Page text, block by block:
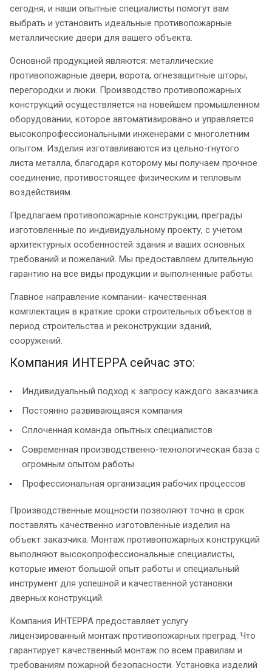
сегодня, и наши опытные специалисты помогут вам
выбрать и установить идеальные противопожарные
металлические двери для вашего объекта.
Основной продукцией являются: металлические
противопожарные двери, ворота, огнезащитные шторы,
перегородки и люки. Производство противопожарных
конструкций осуществляется на новейшем промышленном
оборудовании, которое автоматизировано и управляется
высокопрофессиональными инженерами с многолетним
опытом. Изделия изготавливаются из цельно-гнутого
листа металла, благодаря которому мы получаем прочное
соединение, противостоящее физическим и тепловым
воздействиям.
Предлагаем противопожарные конструкции, преграды
изготовленные по индивидуальному проекту, с учетом
архитектурных особенностей здания и ваших основных
требований и пожеланий. Мы предоставляем длительную
гарантию на все виды продукции и выполненные работы.
Главное направление компании- качественная
комплектация в краткие сроки строительных объектов в
период строительства и реконструкции зданий,
сооружений.
Компания ИНТЕРРА сейчас это:
Индивидуальный подход к запросу каждого заказчика
Постоянно развивающаяся компания
Сплоченная команда опытных специалистов
Современная производственно-технологическая база с
огромным опытом работы
Профессиональная организация рабочих процессов
Производственные мощности позволяют точно в срок
поставлять качественно изготовленные изделия на
объект заказчика. Монтаж противопожарных конструкций
выполняют высокопрофессиональные специалисты,
которые имеют большой опыт работы и специальный
инструмент для успешной и качественной установки
дверных конструкций.
Компания ИНТЕРРА предоставляет услугу
лицензированный монтаж противопожарных преград. Что
гарантирует качественный монтаж по всем правилам и
требованиям пожарной безопасности. Установка изделий